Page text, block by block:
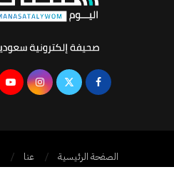
الصفحة الرئيسية عنا